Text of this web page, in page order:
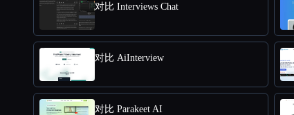
对比 Interviews Chat
对比 AiInterview
对比 Parakeet AI